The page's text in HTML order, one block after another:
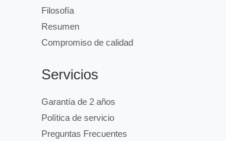
Filosofía
Resumen
Compromiso de calidad
Servicios
Garantía de 2 años
Política de servicio
Preguntas Frecuentes